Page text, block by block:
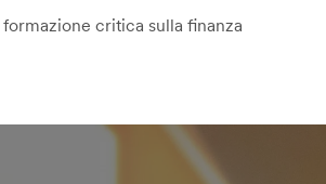
critica sulla finanza